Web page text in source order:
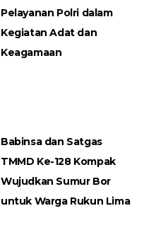
Pelayanan Polri dalam
Kegiatan Adat dan
Keagamaan
Babinsa dan Satgas
TMMD Ke-128 Kompak
Wujudkan Sumur Bor
untuk Warga Rukun Lima